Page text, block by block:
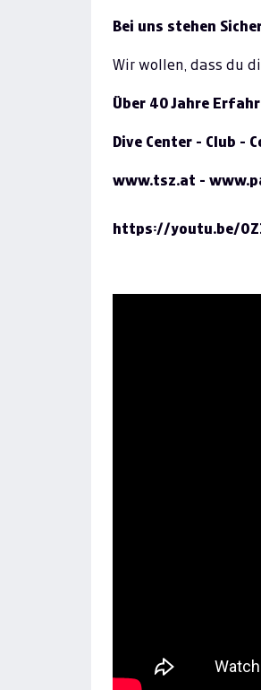
Bei uns stehen
Wir wollen, dass du
Über 40 Jahre
Dive Center - Club -
www.tsz.at -
https://youtu.be/